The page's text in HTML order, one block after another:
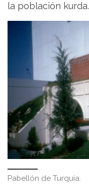
la población kurda.
Pabellón de Turquía.